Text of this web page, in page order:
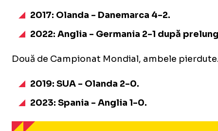
2017: Olanda - Danemarca 4-2.
2022: Anglia - Germania 2-1 după
Două de Campionat Mondial, ambele
2019: SUA - Olanda 2-0.
2023: Spania - Anglia 1-0.